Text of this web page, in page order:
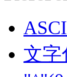
文字